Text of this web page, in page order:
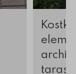
tarasy